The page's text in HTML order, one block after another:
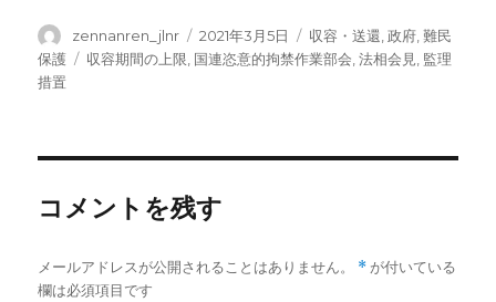
投
稿
zennanren_jlnr
投
稿
2021年3月5日
カ
テ
収容・送還 ,政府 ,難民
保護
タ
収容期間の上限 国連恣意的拘禁作業部会 ,法相会見
監理
措置
コメントを残す
メールアドレスが公開されることはありません。 * が付いている
欄は必須項目です